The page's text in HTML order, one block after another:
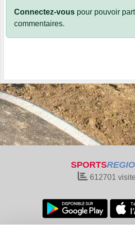
Connectez-vous pour pouvoir
commentaires.
SPORTS
612701